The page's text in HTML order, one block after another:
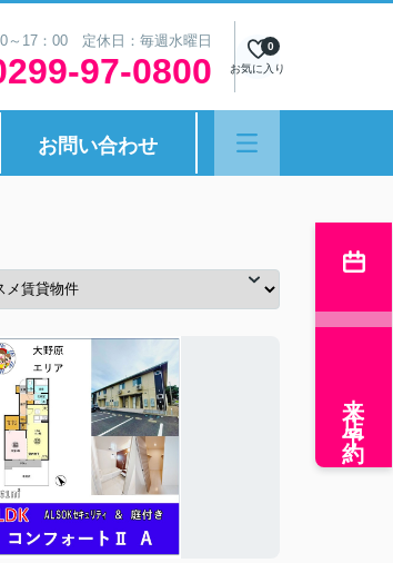
～17：00 定休日：毎週水曜日
97-0800 お気に入り
0
お問い合わせ
来店予約